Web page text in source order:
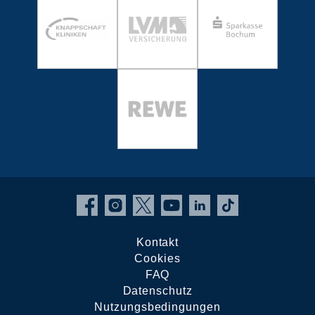
Kontakt
Cookies
FAQ
Datenschutz
Nutzungsbedingungen